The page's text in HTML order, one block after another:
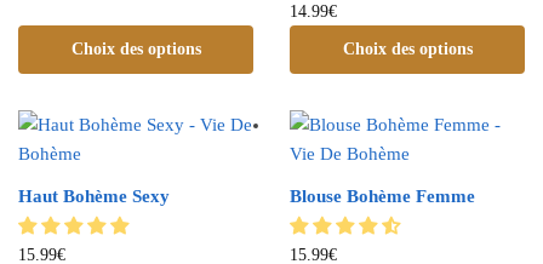
Choix des options
14.99€
Choix des options
Haut Bohème Sexy
15.99€
Blouse Bohème Femme
15.99€